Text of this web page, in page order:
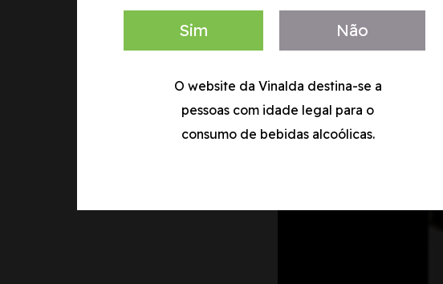
Sim Não
O website da Vinalda destina-se a
pessoas com idade legal para o
consumo de bebidas alcoólicas.